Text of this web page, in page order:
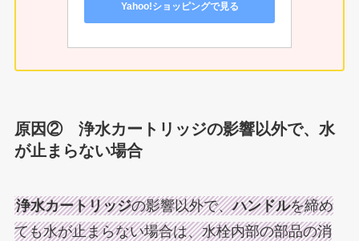
Yahoo!ショッピングで見る
原因② 浄水カートリッジの影響以外で、水
が止まらない場合
浄水カートリッジの影響以外で、ハンドルを締め
ても水が止まらない場合は、水栓内部の部品の消